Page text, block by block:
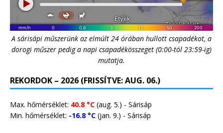
A sárisápi műszerünk az elmúlt 24 órában hullott csapadékot, a
dorogi műszer pedig a napi csapadékösszeget (0:00-tól 23:59-ig)
mutatja.
REKORDOK – 2026 (FRISSÍTVE: AUG. 06.)
Max. hőmérséklet: 40.8 °C (aug. 5.) - Sárisáp
Min. hőmérséklet: -16.8 °C (jan. 9.) - Sárisáp